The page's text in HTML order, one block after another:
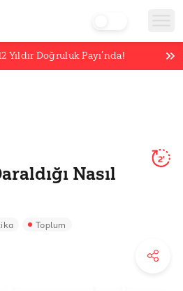
Yıldır Doğruluk Payı’nda!
Nasıl
2'
Toplum